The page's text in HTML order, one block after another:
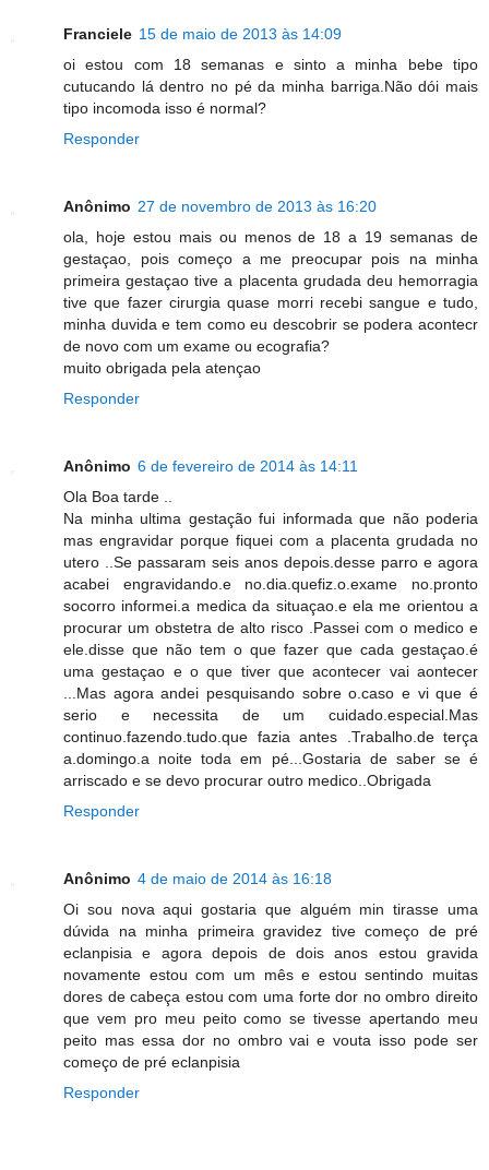
Franciele 15 de maio de 2013 às 14:09
oi estou com 18 semanas e sinto a minha bebe tipo
cutucando lá dentro no pé da minha barriga.Não dói mais
tipo incomoda isso é normal?
Responder
Anônimo 27 de novembro de 2013 às 16:20
ola, hoje estou mais ou menos de 18 a 19 semanas de
gestaçao, pois começo a me preocupar pois na minha
primeira gestaçao tive a placenta grudada deu hemorragia
tive que fazer cirurgia quase morri recebi sangue e tudo,
minha duvida e tem como eu descobrir se podera acontecr
de novo com um exame ou ecografia?
muito obrigada pela atençao
Responder
Anônimo 6 de fevereiro de 2014 às 14:11
Ola Boa tarde ..
Na minha ultima gestação fui informada que não poderia
mas engravidar porque fiquei com a placenta grudada no
utero ..Se passaram seis anos depois.desse parro e agora
acabei engravidando.e no.dia.quefiz.o.exame no.pronto
socorro informei.a medica da situaçao.e ela me orientou a
procurar um obstetra de alto risco .Passei com o medico e
ele.disse que não tem o que fazer que cada gestaçao.é
uma gestaçao e o que tiver que acontecer vai aontecer
...Mas agora andei pesquisando sobre o.caso e vi que é
serio e necessita de um cuidado.especial.Mas
continuo.fazendo.tudo.que fazia antes .Trabalho.de terça
a.domingo.a noite toda em pé...Gostaria de saber se é
arriscado e se devo procurar outro medico..Obrigada
Responder
Anônimo 4 de maio de 2014 às 16:18
Oi sou nova aqui gostaria que alguém min tirasse uma
dúvida na minha primeira gravidez tive começo de pré
eclanpisia e agora depois de dois anos estou gravida
novamente estou com um mês e estou sentindo muitas
dores de cabeça estou com uma forte dor no ombro direito
que vem pro meu peito como se tivesse apertando meu
peito mas essa dor no ombro vai e vouta isso pode ser
começo de pré eclanpisia
Responder